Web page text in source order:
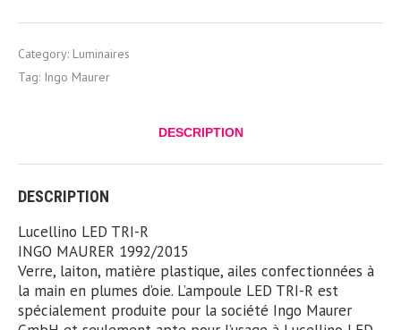
Category: Luminaires
Tag: Ingo Maurer
DESCRIPTION
DESCRIPTION
Lucellino LED TRI-R
INGO MAURER 1992/2015
Verre, laiton, matière plastique, ailes confectionnées à
la main en plumes d’oie. L’ampoule LED TRI-R est
spécialement produite pour la société Ingo Maurer